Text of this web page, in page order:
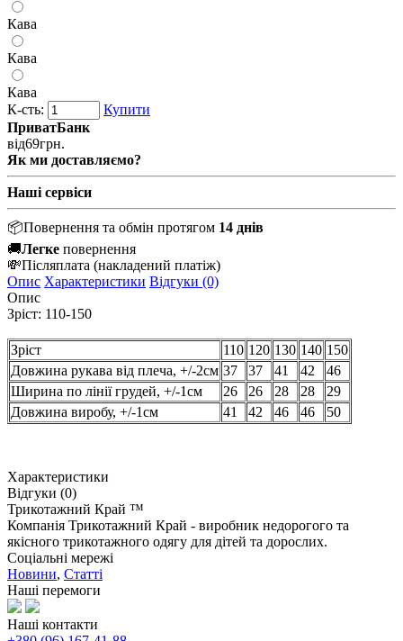
Кава
Кава
Кава
К-сть:
Купити
ПриватБанк
від69грн.
Як ми доставляємо?
Наші сервіси
📦Повернення та обмін протягом 14 днів
🚚Легке повернення
💸Післяплата (накладений платіж)
Опис Характеристики Відгуки (0)
Опис
Зріст: 110-150
Зріст 110 120 130 140 150
Довжина рукава від плеча, +/-2см 37 37 41 42
46
Ширина по лінії грудей, +/-1см
26 26 28 28
29
Довжина виробу, +/-1см
41 42 46 46 50
Характеристики
Відгуки (0)
Трикотажний Край ™
Компанія Трикотажний Край - виробник недорогого та
якісного трикотажного одягу для дітей та дорослих.
Соціальні мережі
Новини, Статті
Наші перемоги
Наші контакти